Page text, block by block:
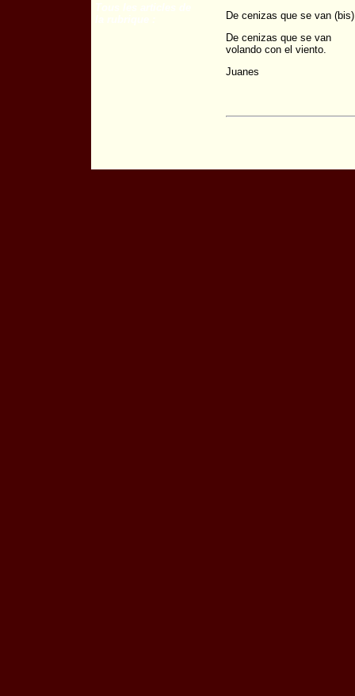
De cenizas que se van (bis)
De cenizas que se van
volando con el viento.
Juanes